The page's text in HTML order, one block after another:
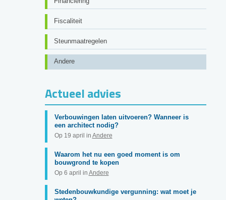
Fiscaliteit
Steunmaatregelen
Andere
Actueel advies
Verbouwingen laten uitvoeren? Wanneer is
een architect nodig?
Op 19 april in Andere
Waarom het nu een goed moment is om
bouwgrond te kopen
Op 6 april in Andere
Stedenbouwkundige vergunning: wat moet je